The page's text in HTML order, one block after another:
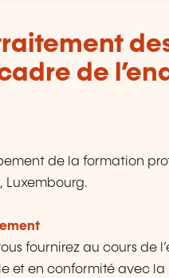
de
de la formation
Luxembourg.
fournirez au cours de
et en conformité avec la